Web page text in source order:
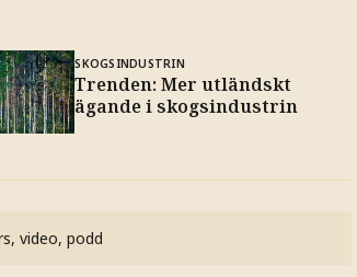
SKOGSINDUSTRIN
Trenden: Mer utländskt
ägande i skogsindustrin
video, podd